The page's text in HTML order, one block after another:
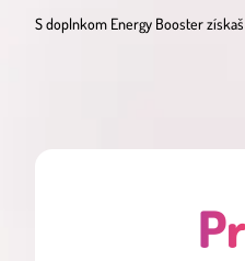
S doplnkom Energy Booster